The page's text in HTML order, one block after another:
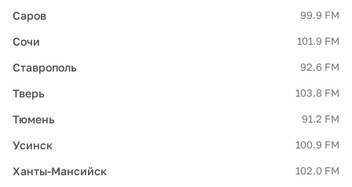
Саров 99.9 FM
Сочи 101.9 FM
Ставрополь 92.6 FM
Тверь 103.8 FM
Тюмень 91.2 FM
Усинск 100.9 FM
Ханты-Мансийск 102.0 FM